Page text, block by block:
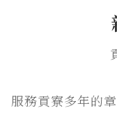
服務貢寮多年的